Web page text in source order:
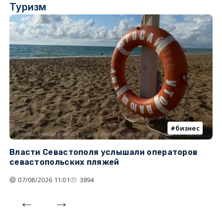
Туризм
бизнес
Власти Севастополя услышали операторов
севастопольских пляжей
07/08/2026 11:01 3894